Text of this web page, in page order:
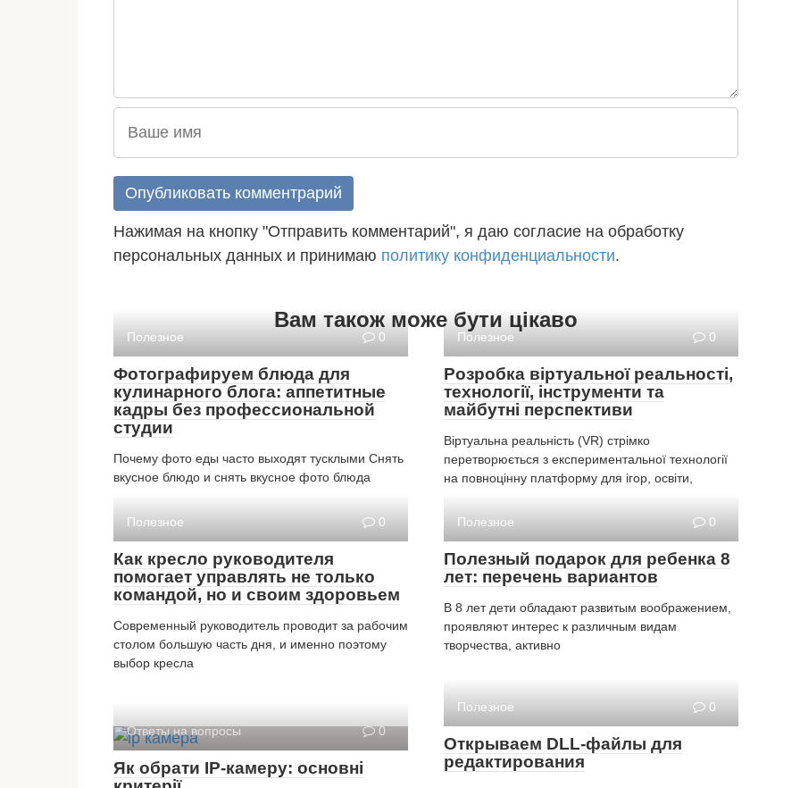
Нажимая на кнопку "Отправить комментарий", я даю согласие на обработку
персональных данных и принимаю политику конфиденциальности.
Вам також може бути цікаво
Полезное 0
Фотографируем блюда для
кулинарного блога: аппетитные
кадры без профессиональной
студии
Почему фото еды часто выходят тусклыми Снять
вкусное блюдо и снять вкусное фото блюда
Полезное 0
Розробка віртуальної реальності,
технології, інструменти та
майбутні перспективи
Віртуальна реальність (VR) стрімко
перетворюється з експериментальної технології
на повноцінну платформу для ігор, освіти,
Полезное 0
Как кресло руководителя
помогает управлять не только
командой, но и своим здоровьем
Современный руководитель проводит за рабочим
столом большую часть дня, и именно поэтому
выбор кресла
Полезное 0
Полезный подарок для ребенка 8
лет: перечень вариантов
В 8 лет дети обладают развитым воображением,
проявляют интерес к различным видам
творчества, активно
Ответы на вопросы 0
Як обрати IP-камеру: основні
Полезное 0
Открываем DLL-файлы для
редактирования